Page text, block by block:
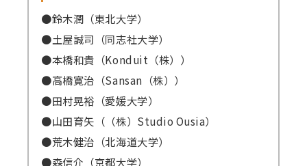
●鈴木潤（東北大学）
●土屋誠司（同志社大学）
●本橋和貴（Konduit（株））
●高橋寛治（Sansan（株））
●田村晃裕（愛媛大学）
●山田育矢（（株）Studio Ousia）
●荒木健治（北海道大学）
●森信介（京都大学）